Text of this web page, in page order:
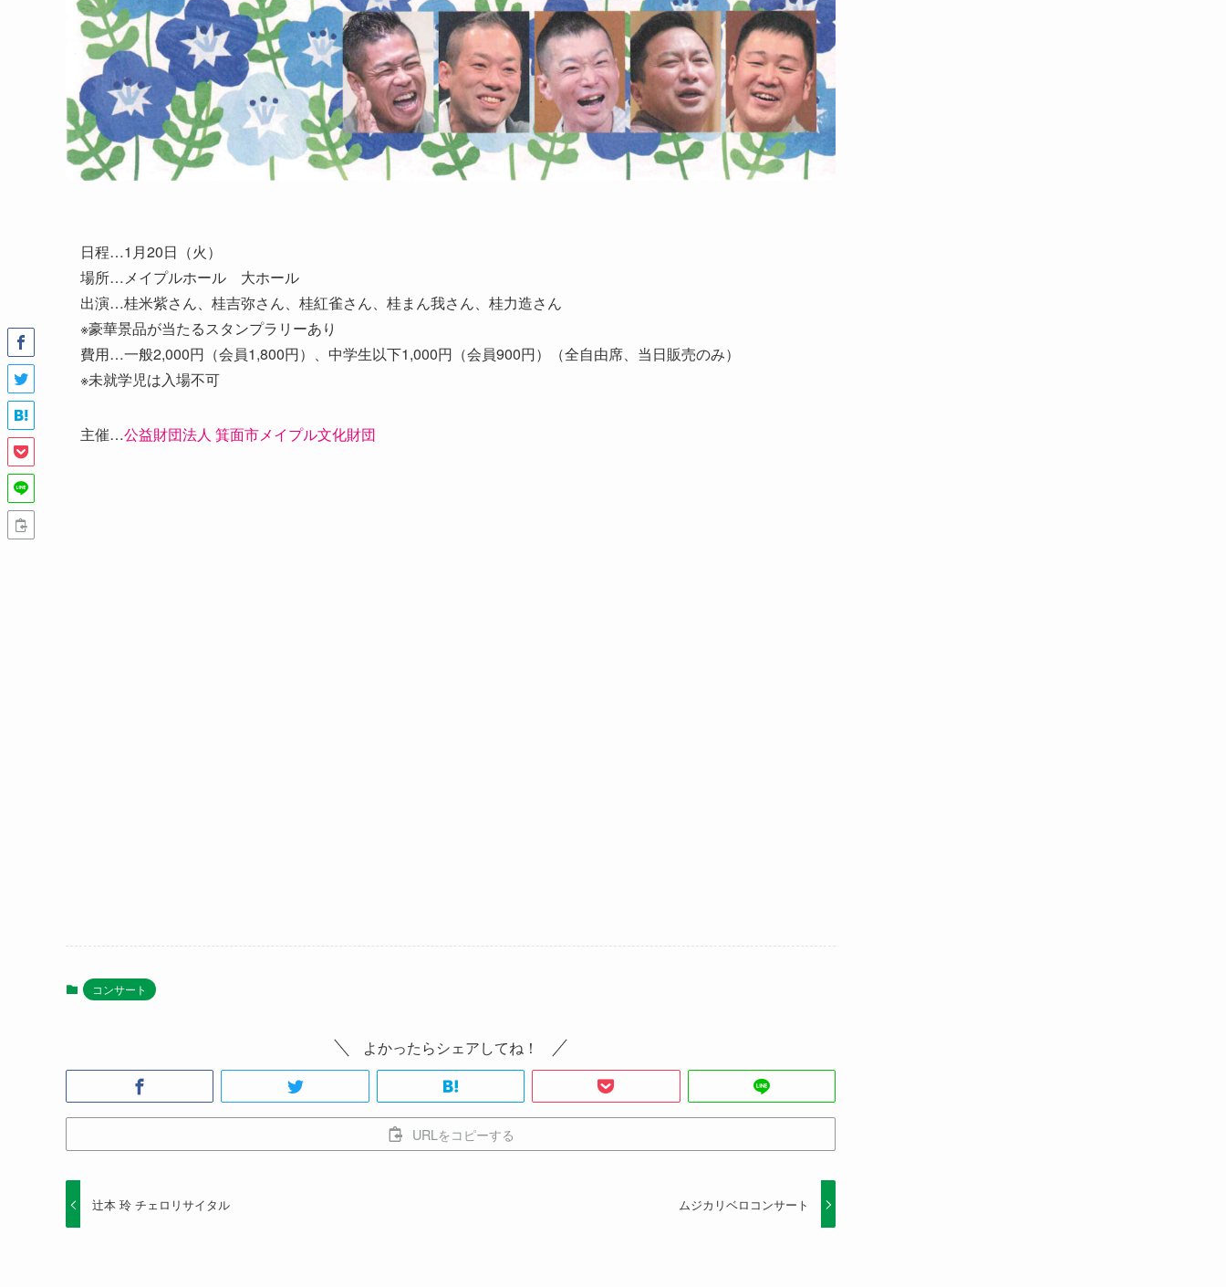
日程…1月20日（火）
場所…メイプルホール 大ホール
出演…桂米紫さん、桂吉弥さん、桂紅雀さん、桂まん我さん、桂力造さん
※豪華景品が当たるスタンプラリーあり
費用…一般2,000円（会員1,800円）、中学生以下1,000円（会員900円）（全自由席、当日販売のみ）
※未就学児は入場不可
主催…公益財団法人 箕面市メイプル文化財団
コンサート
よかったらシェアしてね！
URLをコピーする
辻本 玲 チェロリサイタル ムジカリベロコンサート